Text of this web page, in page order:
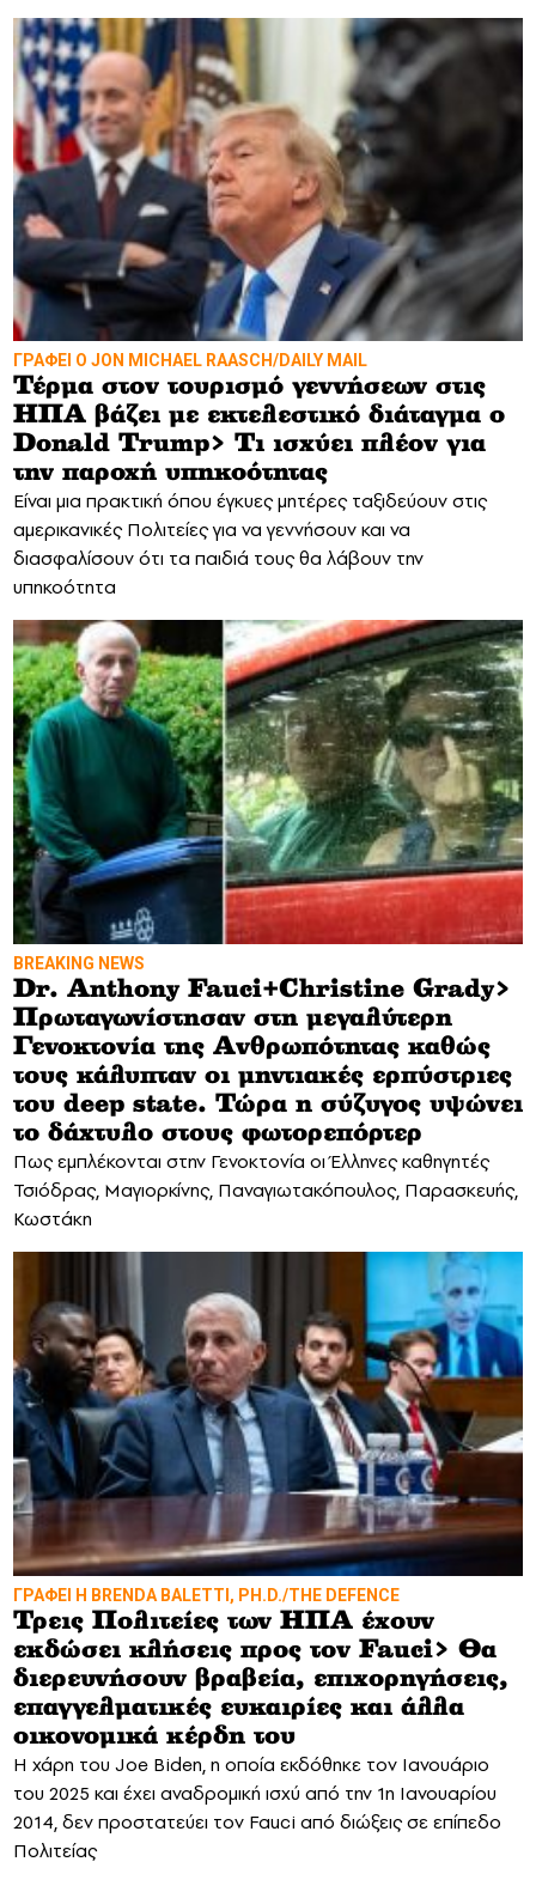
ΓΡΑΦΕΙ Ο JON MICHAEL RAASCH/DAILY MAIL
Τέρμα στον τουρισμό γεννήσεων στις
ΗΠΑ βάζει με εκτελεστικό διάταγμα ο
Donald Trump> Τι ισχύει πλέον για
την παροχή υπηκοότητας
Είναι μια πρακτική όπου έγκυες μητέρες ταξιδεύουν στις
αμερικανικές Πολιτείες για να γεννήσουν και να
διασφαλίσουν ότι τα παιδιά τους θα λάβουν την
υπηκοότητα
BREAKING NEWS
Dr. Anthony Fauci+Christine Grady>
Πρωταγωνίστησαν στη μεγαλύτερη
Γενοκτονία της Ανθρωπότητας καθώς
τους κάλυπταν οι μηντιακές ερπύστριες
του deep state. Τώρα η σύζυγος υψώνει
το δάχτυλο στους φωτορεπόρτερ
Πως εμπλέκονται στην Γενοκτονία οι Έλληνες καθηγητές
Τσιόδρας, Μαγιορκίνης, Παναγιωτακόπουλος, Παρασκευής,
Κωστάκη
ΓΡΑΦΕΙ Η BRENDA BALETTI, PH.D./THE DEFENCE
Τρεις Πολιτείες των ΗΠΑ έχουν
εκδώσει κλήσεις προς τον Fauci> Θα
διερευνήσουν βραβεία, επιχορηγήσεις,
επαγγελματικές ευκαιρίες και άλλα
οικονομικά κέρδη του
Η χάρη του Joe Biden, η οποία εκδόθηκε τον Ιανουάριο
του 2025 και έχει αναδρομική ισχύ από την 1η Ιανουαρίου
2014, δεν προστατεύει τον Fauci από διώξεις σε επίπεδο
Πολιτείας